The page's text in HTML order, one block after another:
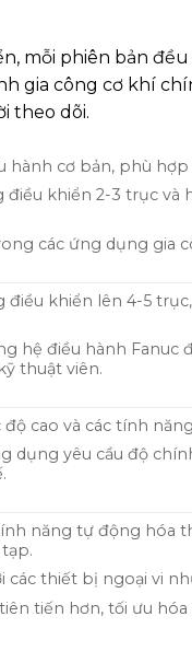
mỗi phiên bản
gia công cơ khí
theo dõi.
hành cơ bản, phù hợp
điều khiển 2-3 trục và
các ứng dụng gia
điều khiển lên 4-5
hệ điều hành Fanuc
thuật viên.
cao và các tính
dụng yêu cầu độ
năng tự động hóa
các thiết bị ngoại vi
tiến hơn, tối ưu